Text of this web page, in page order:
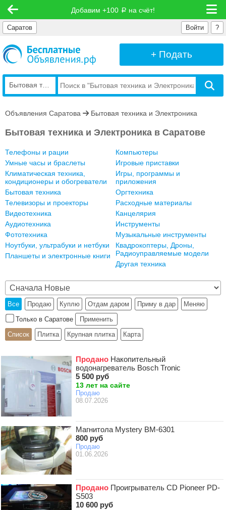
Добавим +100 руб на счёт!
Саратов ?
Войти
+ Подать
Бытовая техника и Электроника
Объявления Саратова Бытовая техника и Электроника
Бытовая техника и Электроника в Саратове
Телефоны и рации
Умные часы и браслеты
Климатическая техника,
кондиционеры и обогреватели
Бытовая техника
Телевизоры и проекторы
Видеотехника
Аудиотехника
Фототехника
Ноутбуки, ультрабуки и нетбуки
Планшеты и электронные книги
Компьютеры
Игровые приставки
Игры, программы и
приложения
Оргтехника
Расходные материалы
Канцелярия
Инструменты
Музыкальные инструменты
Квадрокоптеры, Дроны,
Радиоуправляемые модели
Другая техника
Все Продаю Куплю Отдам даром Приму в дар
Меняю
Только в Саратове
Применить
Список
Плитка Крупная плитка Карта
Продано Накопительный
водонагреватель Bosch Tronic
5 500 руб
13 лет на сайте
Продаю
08.07.2026
Магнитола Mystery BM-6301
800 руб
Продаю
01.06.2026
Продано Проигрыватель CD Pioneer PD-
S503
10 600 руб